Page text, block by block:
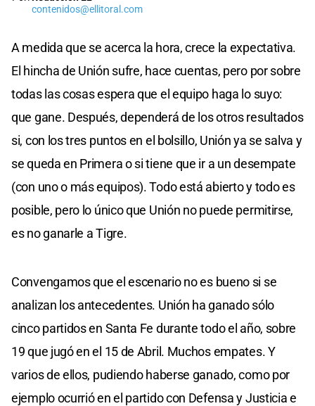
contenidos@ellitoral.com
A medida que se acerca la hora, crece la expectativa.
El hincha de Unión sufre, hace cuentas, pero por sobre
todas las cosas espera que el equipo haga lo suyo:
que gane. Después, dependerá de los otros resultados
si, con los tres puntos en el bolsillo, Unión ya se salva y
se queda en Primera o si tiene que ir a un desempate
(con uno o más equipos). Todo está abierto y todo es
posible, pero lo único que Unión no puede permitirse,
es no ganarle a Tigre.
Convengamos que el escenario no es bueno si se
analizan los antecedentes. Unión ha ganado sólo
cinco partidos en Santa Fe durante todo el año, sobre
19 que jugó en el 15 de Abril. Muchos empates. Y
varios de ellos, pudiendo haberse ganado, como por
ejemplo ocurrió en el partido con Defensa y Justicia e